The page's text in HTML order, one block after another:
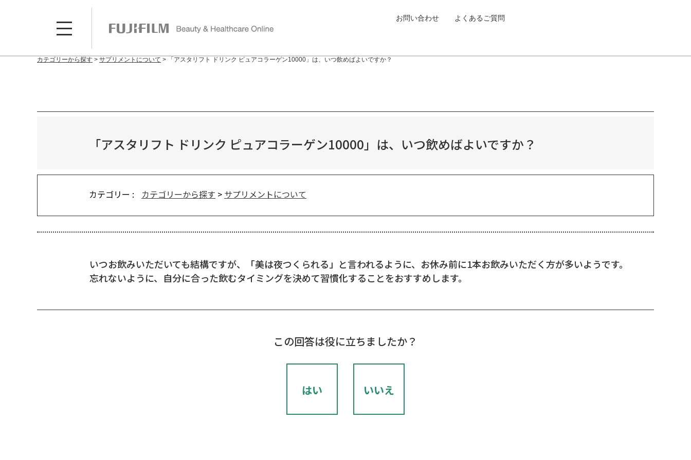
お問い合わせ よくあるご質問
カテゴリーから探す > サプリメントについて > 「アスタリフト ドリンク ピュアコラーゲン10000」は、いつ飲めばよいですか？
「アスタリフト ドリンク ピュアコラーゲン10000」は、いつ飲めばよいですか？
カテゴリー : カテゴリーから探す > サプリメントについて
いつお飲みいただいても結構ですが、「美は夜つくられる」と言われるように、お休み前に1本お飲みいただく方が多いようです。
忘れないように、自分に合った飲むタイミングを決めて習慣化することをおすすめします。
この回答は役に立ちましたか？
はい いいえ